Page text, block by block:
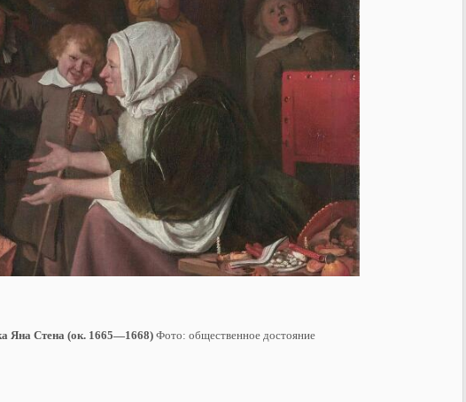
Яна Стена (ок. 1665—1668)Фото: общественное достояние